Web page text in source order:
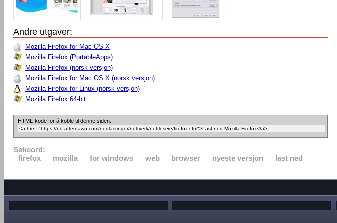
Andre utgaver:
Mozilla Firefox for Mac OS X
Mozilla Firefox (PortableApps)
Mozilla Firefox (norsk versjon)
Mozilla Firefox for Mac OS X (norsk versjon)
Mozilla Firefox for Linux (norsk versjon)
Mozilla Firefox 64-bit
HTML-kode for å koble til denne siden:
Søkeord:
firefox
mozilla for windows web browser nyeste versjon last ned